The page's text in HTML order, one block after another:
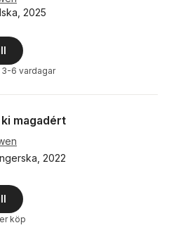
2025
3-6 vardagar
magadért
2022
köp